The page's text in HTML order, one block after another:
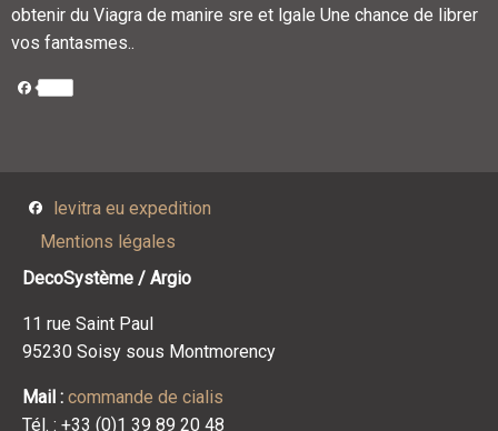
obtenir du Viagra de manire sre et lgale Une chance de librer
vos fantasmes..
Facebook
Facebook
levitra eu expedition
Mentions légales
DecoSystème / Argio
11 rue Saint Paul
95230 Soisy sous Montmorency
Mail : commande de cialis
Tél. : +33 (0)1 39 89 20 48